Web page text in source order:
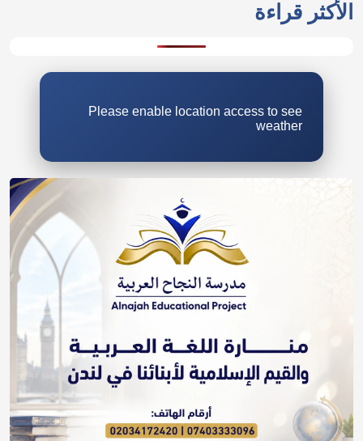
الأكثر قراءة
Please enable location access to see
weather